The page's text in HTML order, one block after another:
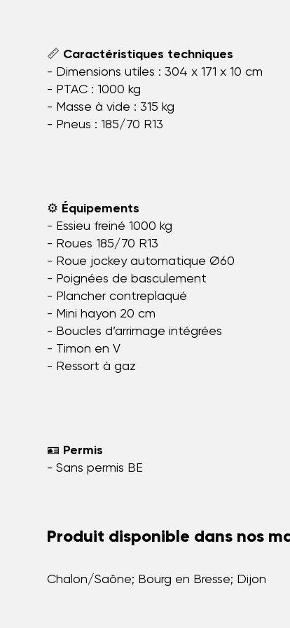
📏 Caractéristiques techniques
- Dimensions utiles : 304 x 171 x 10 cm
- PTAC : 1000 kg
- Masse à vide : 315 kg
- Pneus : 185/70 R13
⚙️ Équipements
- Essieu freiné 1000 kg
- Roues 185/70 R13
- Roue jockey automatique Ø60
- Poignées de basculement
- Plancher contreplaqué
- Mini hayon 20 cm
- Boucles d’arrimage intégrées
- Timon en V
- Ressort à gaz
🪪 Permis
- Sans permis BE
Produit disponible dans nos
Chalon/Saône; Bourg en Bresse; Dijon